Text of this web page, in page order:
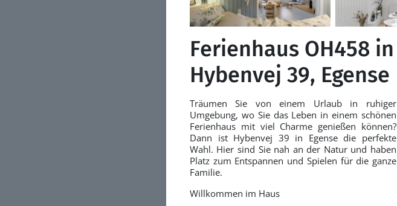
Ferienhaus OH458 in
Hybenvej 39, Egense
Träumen Sie von einem Urlaub in ruhiger
Umgebung, wo Sie das Leben in einem schönen
Ferienhaus mit viel Charme genießen können?
Dann ist Hybenvej 39 in Egense die perfekte
Wahl. Hier sind Sie nah an der Natur und haben
Platz zum Entspannen und Spielen für die ganze
Familie.
Willkommen im Haus